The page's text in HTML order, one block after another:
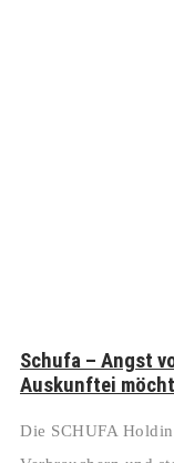
Schufa – Angst
Auskunftei
Die SCHUFA